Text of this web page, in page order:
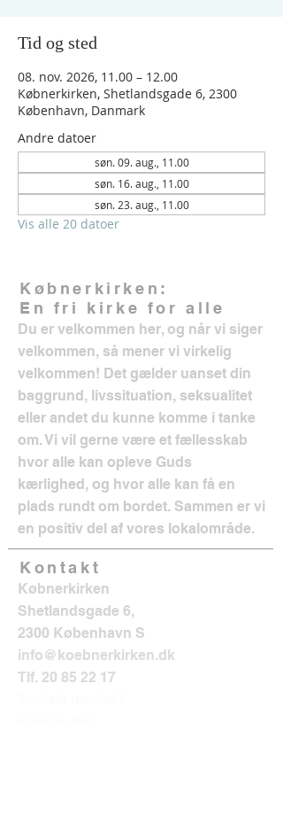
Tid og sted
08. nov. 2026, 11.00 – 12.00
Købnerkirken, Shetlandsgade 6, 2300
København, Danmark
Andre datoer
søn. 09. aug., 11.00
søn. 16. aug., 11.00
søn. 23. aug., 11.00
Vis alle 20 datoer
Købnerkirken:
En fri kirke for alle
Du er velkommen her, og når vi siger
velkommen, så mener vi virkelig
velkommen! Det gælder uanset din
baggrund, livssituation, seksualitet
eller andet du kunne komme i tanke
om. Vi vil gerne være et fællesskab
hvor alle kan opleve Guds
kærlighed, og hvor alle kan få en
plads rundt om bordet. Sammen er vi
en positiv del af vores lokalområde.
Kontakt
Købnerkirken
Shetlandsgade 6,
2300 København S
info@koebnerkirken.dk
Tlf. 20 85 22 17